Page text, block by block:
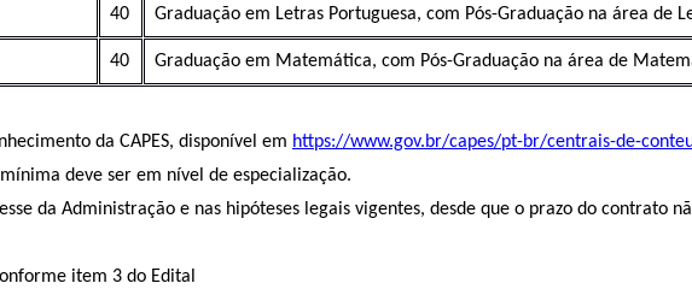
40 Graduação em Letras Portuguesa, com Pós-Graduação na área de
40 Graduação em Matemática, com Pós-Graduação na área de
da CAPES, disponível em https://www.gov.br/capes/pt-br/centrais-de-
deve ser em nível de especialização.
da Administração e nas hipóteses legais vigentes, desde que o prazo do contrato
item 3 do Edital